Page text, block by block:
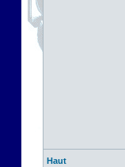
Haut